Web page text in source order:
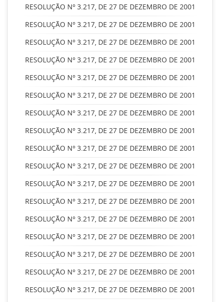
RESOLUÇÃO Nº 3.217, DE 27 DE DEZEMBRO DE 2001
RESOLUÇÃO Nº 3.217, DE 27 DE DEZEMBRO DE 2001
RESOLUÇÃO Nº 3.217, DE 27 DE DEZEMBRO DE 2001
RESOLUÇÃO Nº 3.217, DE 27 DE DEZEMBRO DE 2001
RESOLUÇÃO Nº 3.217, DE 27 DE DEZEMBRO DE 2001
RESOLUÇÃO Nº 3.217, DE 27 DE DEZEMBRO DE 2001
RESOLUÇÃO Nº 3.217, DE 27 DE DEZEMBRO DE 2001
RESOLUÇÃO Nº 3.217, DE 27 DE DEZEMBRO DE 2001
RESOLUÇÃO Nº 3.217, DE 27 DE DEZEMBRO DE 2001
RESOLUÇÃO Nº 3.217, DE 27 DE DEZEMBRO DE 2001
RESOLUÇÃO Nº 3.217, DE 27 DE DEZEMBRO DE 2001
RESOLUÇÃO Nº 3.217, DE 27 DE DEZEMBRO DE 2001
RESOLUÇÃO Nº 3.217, DE 27 DE DEZEMBRO DE 2001
RESOLUÇÃO Nº 3.217, DE 27 DE DEZEMBRO DE 2001
RESOLUÇÃO Nº 3.217, DE 27 DE DEZEMBRO DE 2001
RESOLUÇÃO Nº 3.217, DE 27 DE DEZEMBRO DE 2001
RESOLUÇÃO Nº 3.217, DE 27 DE DEZEMBRO DE 2001